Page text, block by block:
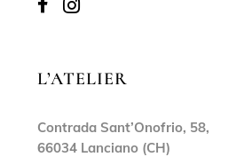
L’ATELIER
Contrada Sant’Onofrio, 58,
66034 Lanciano (CH)